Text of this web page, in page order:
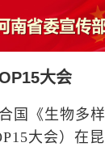
大会
《生物多样
大会）在